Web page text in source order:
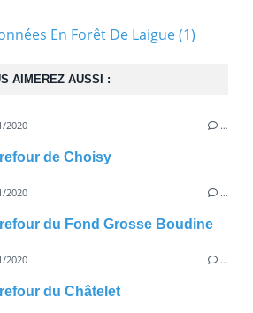
AIMEREZ AUSSI :
2020 …
de Choisy
2020 …
du Fond Grosse Boudine
2020 …
du Châtelet
En Forêt De Laigue(1)